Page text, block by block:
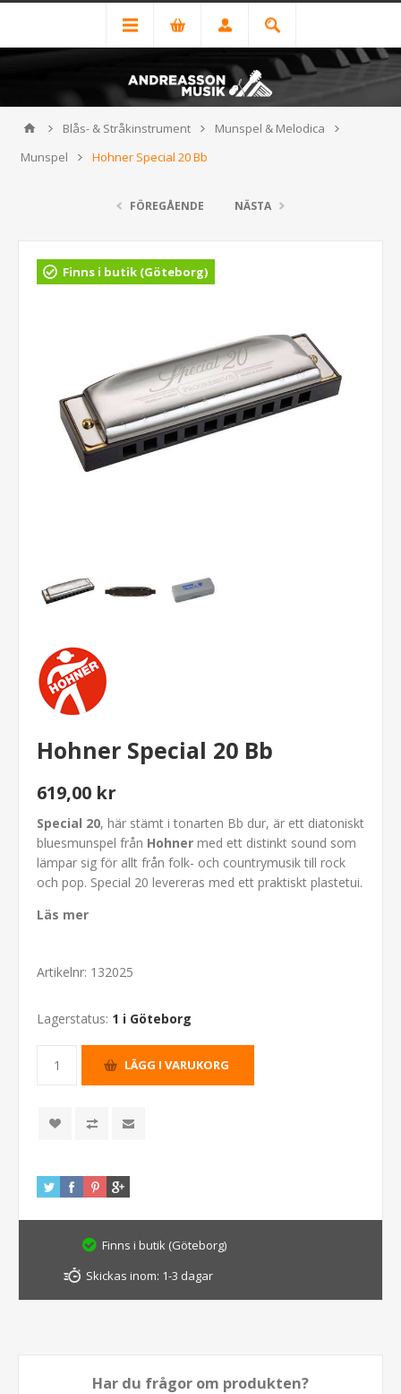
Blås- & Stråkinstrument
Munspel & Melodica
Munspel
Hohner Special 20 Bb
FÖREGÅENDE NÄSTA
Finns i butik (Göteborg)
Hohner Special 20 Bb
619,00 kr
Special 20, här stämt i tonarten Bb dur, är ett diatoniskt
bluesmunspel från Hohner med ett distinkt sound som
lämpar sig för allt från folk- och countrymusik till rock
och pop. Special 20 levereras med ett praktiskt plastetui.
Läs mer
Artikelnr: 132025
Lagerstatus: 1 i Göteborg
Finns i butik (Göteborg)
Skickas inom: 1-3 dagar
Har du frågor om produkten?